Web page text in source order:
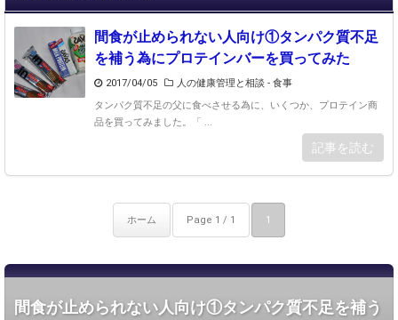
間食が止められない人向け①タンパク質不足
を補う為にプロテインバーを買ってみた
2017/04/05 人の健康管理と相談 - 食事
タンパク質不足の父に食べさせる為に、いくつか、プロテイン商
品を買ってみました。「 ...
記事を読む
ホーム Page 1 / 1 1
間食が止められない人向け①タンパク質不足を補う